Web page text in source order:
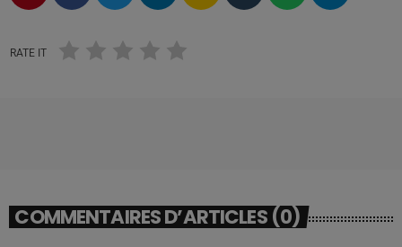
RATE IT
COMMENTAIRES D’ARTICLES (0)